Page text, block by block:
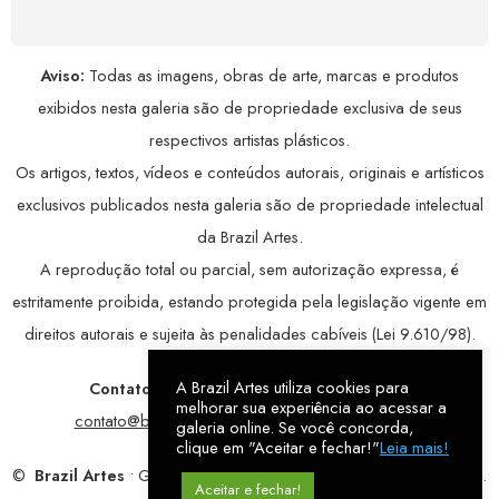
Aviso: Todas as imagens, obras de arte, marcas e produtos
exibidos nesta galeria são de propriedade exclusiva de seus
respectivos artistas plásticos.
Os artigos, textos, vídeos e conteúdos autorais, originais e artísticos
exclusivos publicados nesta galeria são de propriedade intelectual
da Brazil Artes.
A reprodução total ou parcial, sem autorização expressa, é
estritamente proibida, estando protegida pela legislação vigente em
direitos autorais e sujeita às penalidades cabíveis (Lei 9.610/98).
Contatos: WhatsApp:79 9998-1221/ E-mail:
contato@brazilartes.com/ Instagram:@brazilartes
© Brazil Artes • Galeria Online.9 anosde história (2017 – 2026).
A Brazil Artes utiliza cookies para
melhorar sua experiência ao acessar a
galeria online. Se você concorda,
clique em "Aceitar e fechar!"Leia mais!
Aceitar e fechar!